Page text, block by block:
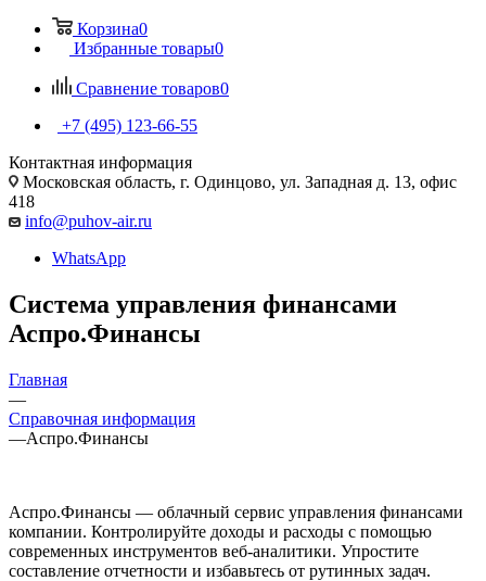
Корзина0
Избранные товары0
Сравнение товаров0
+7 (495) 123-66-55
Контактная информация
Московская область, г. Одинцово, ул. Западная д. 13, офис
418
info@puhov-air.ru
WhatsApp
Система управления финансами
Аспро.Финансы
Главная
—
Справочная информация
—Аспро.Финансы
Аспро.Финансы — облачный сервис управления финансами
компании. Контролируйте доходы и расходы с помощью
современных инструментов веб-аналитики. Упростите
составление отчетности и избавьтесь от рутинных задач.